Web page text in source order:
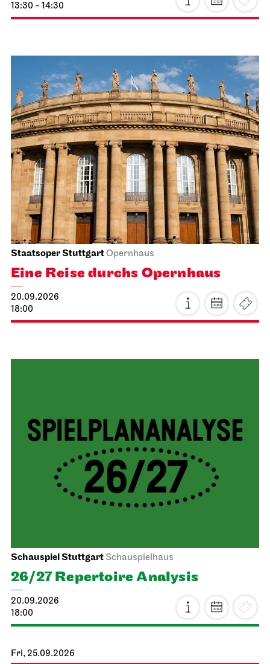
13:30 - 14:30
Staatsoper StuttgartOpernhaus
Eine Reise durchs Opernhaus
20.09.2026
18:00
Schauspiel Stuttgart Schauspielhaus
26/27 Repertoire Analysis
20.09.2026
18:00
Fri, 25.09.2026